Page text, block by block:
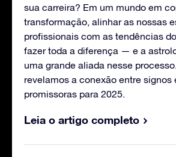
sua carreira? Em um mundo em
transformação, alinhar as nossas
profissionais com as tendências
fazer toda a diferença — e a
uma grande aliada nesse
revelamos a conexão entre signos
promissoras para 2025.
Leia o artigo completo